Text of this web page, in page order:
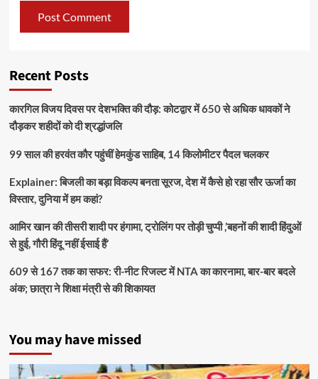
Recent Posts
कारगिल विजय दिवस पर देशभक्ति की दौड़: कोटद्वार में 650 से अधिक धावकों ने
दौड़कर शहीदों को दी श्रद्धांजलि
99 साल की हरवंत कौर पहुंचीं हेमकुंड साहिब, 14 किलोमीटर पैदल चलकर
Explainer: बिजली का बड़ा विकल्प बनता सूरज, देश में कैसे हो रहा सौर ऊर्जा का
विस्तार, दुनिया में हम कहां?
आमिर खान की तीसरी शादी पर हंगामा, ट्रोलिंग पर तोड़ी चुप्पी ,’बहनों की शादी हिंदुओं
से हुई, गौरी हिंदू नहीं ईसाई हैं’
609 से 167 तक का सफर: री-नीट रिजल्ट में NTA का कारनामा, बार-बार बदले
अंक; छात्रा ने शिक्षा मंत्री से की शिकायत
You may have missed